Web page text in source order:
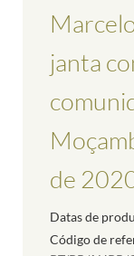
janta
de
Datas de
Código de